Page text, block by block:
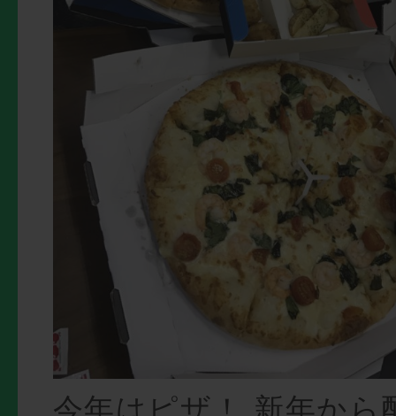
今年はピザ！ 新年から